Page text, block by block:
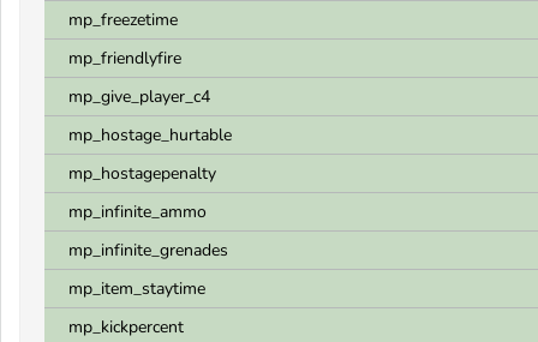
mp_freezetime
mp_friendlyfire
mp_give_player_c4
mp_hostage_hurtable
mp_hostagepenalty
mp_infinite_ammo
mp_infinite_grenades
mp_item_staytime
mp_kickpercent